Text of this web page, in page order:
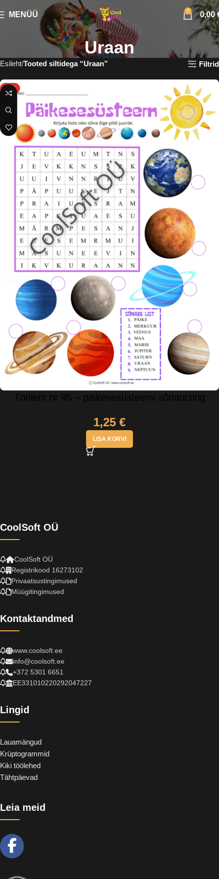
MENÜÜ 0 0,00
Uraan
Esileht Tooted siltidega “Uraan” Filtrid
HOT
Tööleht nr 95 – päikesesüsteemi sõnaotsing
1,25 €
LISA KORVI
CoolSoft OÜ
CoolSoft OÜ
Registrikood 16273102
Privaatsustingimused
Müügitingimused
Kontaktandmed
www.coolsoft.ee
info@coolsoft.ee
+372 5301 6651
EE331010220292047227
Lingid
Lauamängud
Krüptogrammid
Kiki töölehed
Tähtpäevad
Leia meid